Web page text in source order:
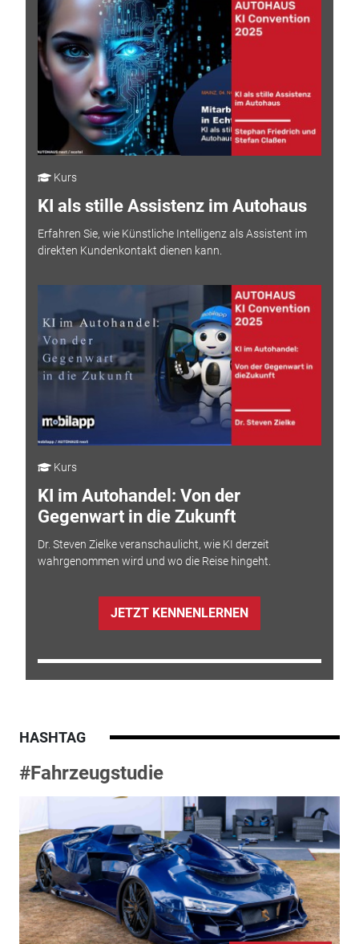
Kurs
KI als stille Assistenz im Autohaus
Erfahren Sie, wie Künstliche Intelligenz als Assistent im
direkten Kundenkontakt dienen kann.
Kurs
KI im Autohandel: Von der
Gegenwart in die Zukunft
Dr. Steven Zielke veranschaulicht, wie KI derzeit
wahrgenommen wird und wo die Reise hingeht.
JETZT KENNENLERNEN
HASHTAG
#Fahrzeugstudie